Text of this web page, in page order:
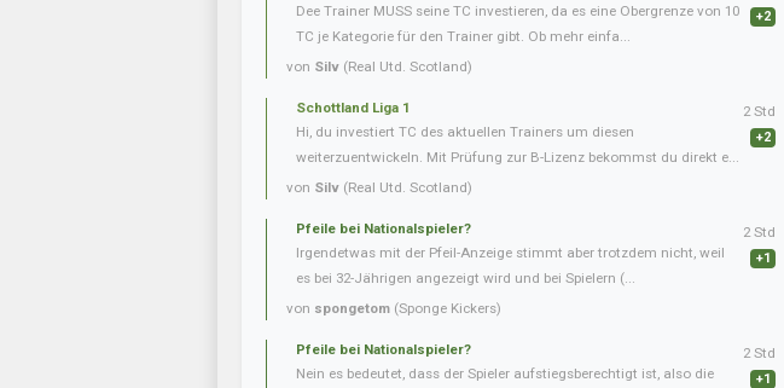
Dee Trainer MUSS seine TC investieren, da es eine Obergrenze von 10
TC je Kategorie für den Trainer gibt. Ob mehr einfa...
von Silv (Real Utd. Scotland)
+2
Schottland Liga 1
Hi, du investiert TC des aktuellen Trainers um diesen
weiterzuentwickeln. Mit Prüfung zur B-Lizenz bekommst du direkt e...
von Silv (Real Utd. Scotland)
2 Std
+2
Pfeile bei Nationalspieler?
Irgendetwas mit der Pfeil-Anzeige stimmt aber trotzdem nicht, weil
es bei 32-Jährigen angezeigt wird und bei Spielern (...
von spongetom (Sponge Kickers)
2 Std
+1
Pfeile bei Nationalspieler?
Nein es bedeutet, dass der Spieler aufstiegsberechtigt ist, also die
2 Std
+1